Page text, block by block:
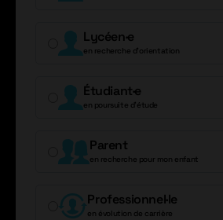
Lycéen·e
en recherche d’orientation
Étudiant·e
en poursuite d’étude
Parent
en recherche pour mon enfant
Professionnel·le
en évolution de carrière